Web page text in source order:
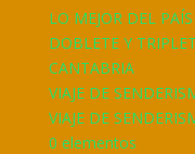
LO MEJOR DEL
DOBLETE Y
CANTABRIA
VIAJE DE
VIAJE DE
0 elementos